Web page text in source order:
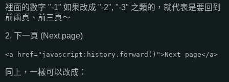
裡面的數字 "-1" 如果改成 "-2", "-3" 之類的，就代表是要回到
前兩頁、前三頁～
2. 下一頁 (Next page)
<a href="javascript:history.forward()">Next page</a>
同上，一樣可以改成：